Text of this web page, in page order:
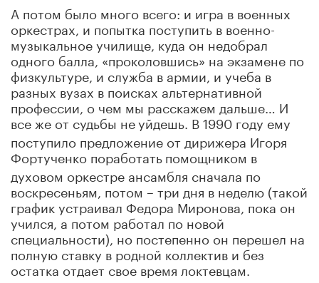
А потом было много всего: и игра в военных
оркестрах, и попытка поступить в военно-
музыкальное училище, куда он недобрал
одного балла, «проколовшись» на экзамене по
физкультуре, и служба в армии, и учеба в
разных вузах в поисках альтернативной
профессии, о чем мы расскажем дальше… И
все же от судьбы неуйдешь. В 1990 году ему
поступило предложение от дирижера Игоря
Фортученко поработатьпомощником в
духовом оркестре ансамбля сначала по
воскресеньям, потом – три дня в неделю (такой
график устраивал Федора Миронова, пока он
учился, а потом работал по новой
специальности), но постепенно он перешел на
полную ставку в родной коллектив и без
остатка отдает свое время локтевцам.